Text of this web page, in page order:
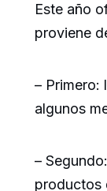
Este año
proviene
– Primero:
algunos
–
productos